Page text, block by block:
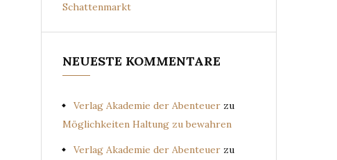
Schattenmarkt
NEUESTE KOMMENTARE
Verlag Akademie der Abenteuer zu
Möglichkeiten Haltung zu bewahren
Verlag Akademie der Abenteuer zu